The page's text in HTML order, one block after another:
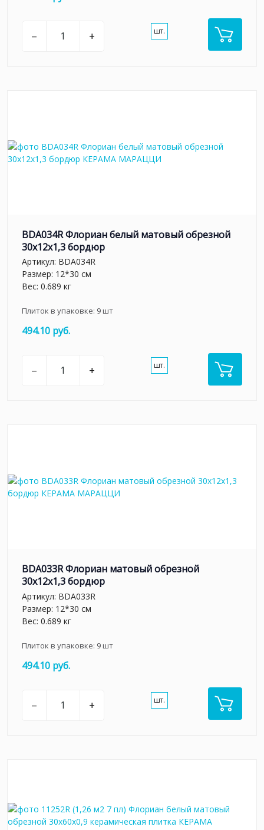
– + шт.
BDA034R Флориан белый матовый обрезной
30x12x1,3 бордюр
Артикул: BDA034R
Размер: 12*30 см
Вес: 0.689 кг
Плиток в упаковке: 9шт
494.10 руб.
– + шт.
BDA033R Флориан матовый обрезной
30x12x1,3 бордюр
Артикул: BDA033R
Размер: 12*30 см
Вес: 0.689 кг
Плиток в упаковке: 9шт
494.10 руб.
– + шт.